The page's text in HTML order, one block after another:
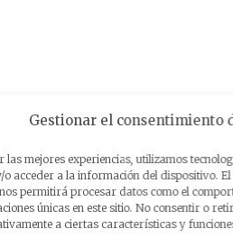
Gestionar el consentimiento
las mejores experiencias, utilizamos
o acceder a la información del dispositivo.
permitirá procesar datos como el
únicas en este sitio. No consentir o
a ciertas características y